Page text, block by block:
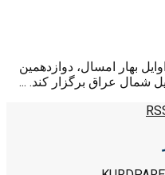
بهار امسال، دوازدهمین
شمال عراق برگزار کند. ...